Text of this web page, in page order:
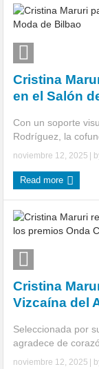
Cristina
en el Salón
Con un soporte
Rodríguez, la
noviembre 12, 2025 |
Read more
Cristina
Vizcaína del
Seleccionada por
agradece de
noviembre 12, 2025 |